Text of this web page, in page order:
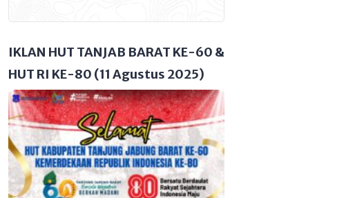
IKLAN HUT TANJAB BARAT KE-60 &
HUT RI KE-80 (11 Agustus 2025)